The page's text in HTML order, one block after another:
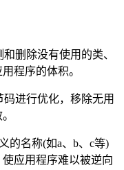
删除没有使用的类、
程序的体积。
码进行优化，移除无用
的名称(如a、b、c等)
应用程序难以被逆向